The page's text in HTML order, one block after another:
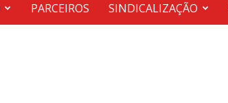
PARCEIROS SINDICALIZAÇÃO